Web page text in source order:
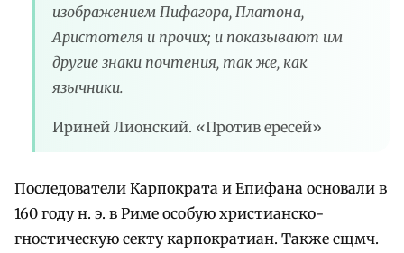
изображением Пифагора, Платона,
Аристотеля и прочих; и показывают им
другие знаки почтения, так же, как
язычники.
Ириней Лионский. «Против ересей»
Последователи Карпократа и Епифана основали в
160 году н. э. в Риме особую христианско-
гностическую секту карпократиан. Также сщмч.